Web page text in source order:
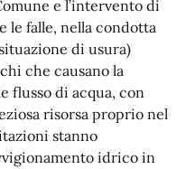
e l’intervento di
le falle, nella condotta
di usura)
che causano la
flusso di acqua, con
risorsa proprio nel
stanno
idrico in